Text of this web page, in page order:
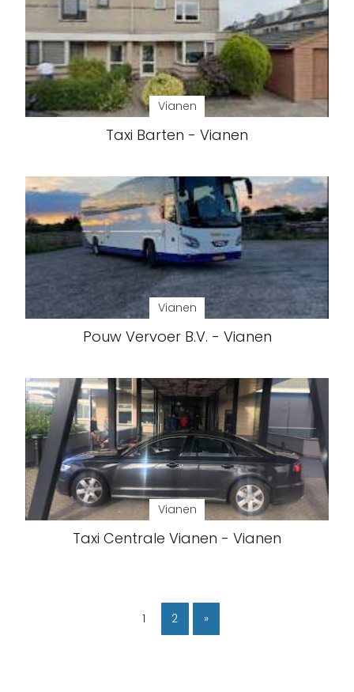
Vianen
Taxi Barten - Vianen
Vianen
Pouw Vervoer B.V. - Vianen
Vianen
Taxi Centrale Vianen - Vianen
1 2 »